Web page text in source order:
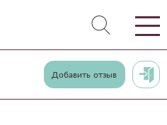
Добавить отзыв